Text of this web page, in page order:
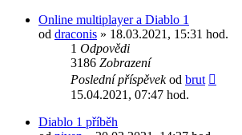
Online multiplayer a Diablo 1
od draconis » 18.03.2021, 15:31 hod.
1 Odpovědi
3186 Zobrazení
Poslední příspěvekod brut
15.04.2021, 07:47 hod.
Diablo 1 příběh